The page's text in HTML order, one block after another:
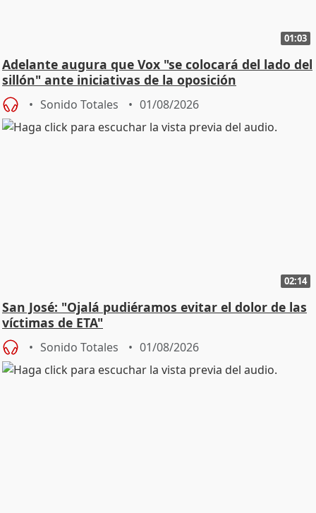
01:03
Adelante augura que Vox "se colocará del lado del
sillón" ante iniciativas de la oposición
Sonido Totales 01/08/2026
02:14
San José: "Ojalá pudiéramos evitar el dolor de las
víctimas de ETA"
Sonido Totales 01/08/2026